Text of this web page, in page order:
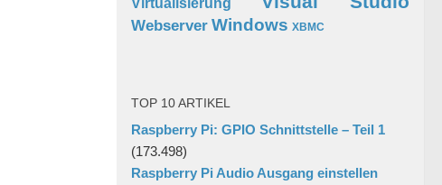
Virtualisierung
Webserver Windows XBMC
TOP 10 ARTIKEL
Raspberry Pi: GPIO Schnittstelle – Teil 1
(173.498)
Raspberry Pi Audio Ausgang einstellen